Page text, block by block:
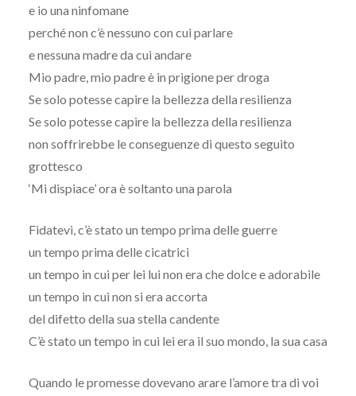
e io una ninfomane
perché non c’è nessuno con cui parlare
e nessuna madre da cui andare
Mio padre, mio padre è in prigione per droga
Se solo potesse capire la bellezza della resilienza
Se solo potesse capire la bellezza della resilienza
non soffrirebbe le conseguenze di questo seguito
grottesco
‘Mi dispiace’ ora è soltanto una parola
Fidatevi, c’è stato un tempo prima delle guerre
un tempo prima delle cicatrici
un tempo in cui per lei lui non era che dolce e adorabile
un tempo in cui non si era accorta
del difetto della sua stella candente
C’è stato un tempo in cui lei era il suo mondo, la sua casa
Quando le promesse dovevano arare l’amore tra di voi